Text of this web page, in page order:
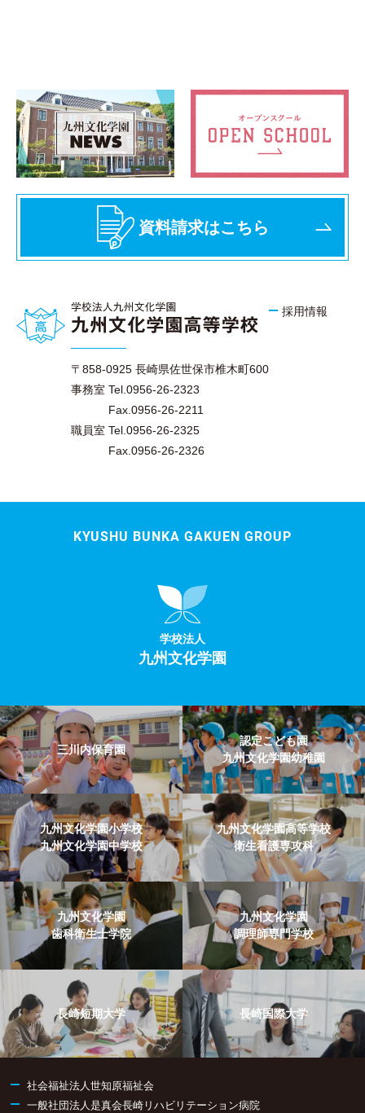
資料請求はこちら
〒858-0925 長崎県佐世保市椎木町600
事務室 Tel.0956-26-2323
Fax.0956-26-2211
職員室 Tel.0956-26-2325
Fax.0956-26-2326
採用情報
KYUSHU BUNKA GAKUEN GROUP
学校法人
九州文化学園
三川内保育園
認定こども園
九州文化学園幼稚園
九州文化学園小学校
九州文化学園中学校
九州文化学園高等学校
衛生看護専攻科
九州文化学園
歯科衛生士学院
九州文化学園
調理師専門学校
長崎短期大学 長崎国際大学
社会福祉法人世知原福祉会
一般社団法人是真会長崎リハビリテーション病院